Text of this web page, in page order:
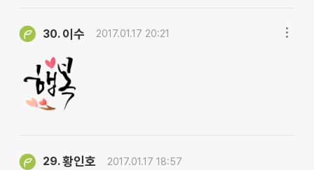
30. 이수 2017.01.17 20:21
29.황인호 2017.01.17 18:57